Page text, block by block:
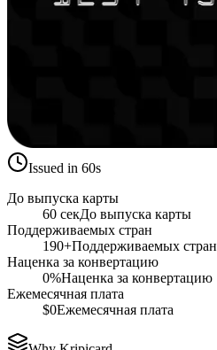
Issued in 60s
До выпуска карты
60 секДо выпуска карты
Поддерживаемых стран
190+Поддерживаемых стран
Наценка за конвертацию
0%Наценка за конвертацию
Ежемесячная плата
$0Ежемесячная плата